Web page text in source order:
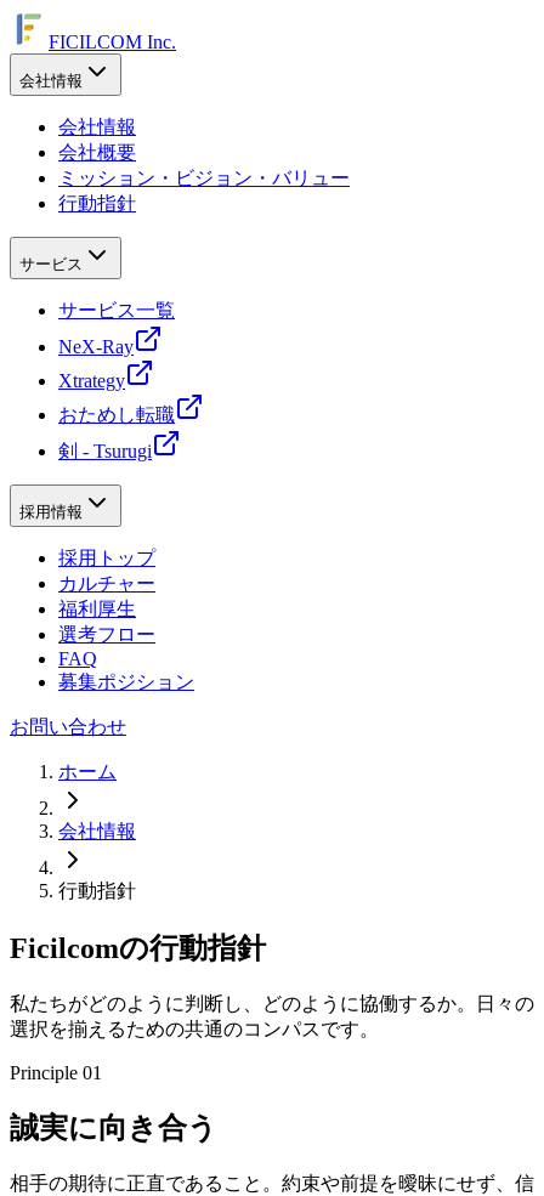
FICILCOM Inc.
会社情報
会社情報
会社概要
ミッション・ビジョン・バリュー
行動指針
サービス
サービス一覧
NeX-Ray
Xtrategy
おためし転職
剣 - Tsurugi
採用情報
採用トップ
カルチャー
福利厚生
選考フロー
FAQ
募集ポジション
お問い合わせ
ホーム
会社情報
行動指針
Ficilcomの行動指針
私たちがどのように判断し、どのように協働するか。日々の
選択を揃えるための共通のコンパスです。
Principle 01
誠実に向き合う
相手の期待に正直であること。約束や前提を曖昧にせず、信